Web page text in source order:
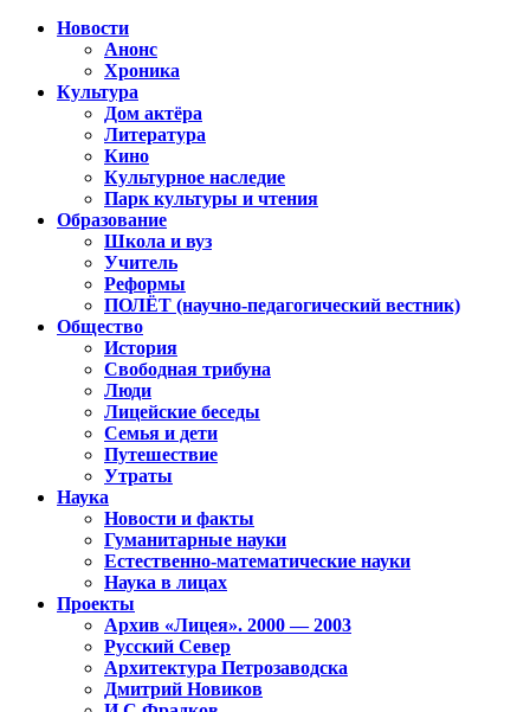
Новости
Анонс
Хроника
Культура
Дом актёра
Литература
Кино
Культурное наследие
Парк культуры и чтения
Образование
Школа и вуз
Учитель
Реформы
ПОЛЁТ (научно-педагогический вестник)
Общество
История
Свободная трибуна
Люди
Лицейские беседы
Семья и дети
Путешествие
Утраты
Наука
Новости и факты
Гуманитарные науки
Естественно-математические науки
Наука в лицах
Проекты
Архив «Лицея». 2000 — 2003
Русский Север
Архитектура Петрозаводска
Дмитрий Новиков